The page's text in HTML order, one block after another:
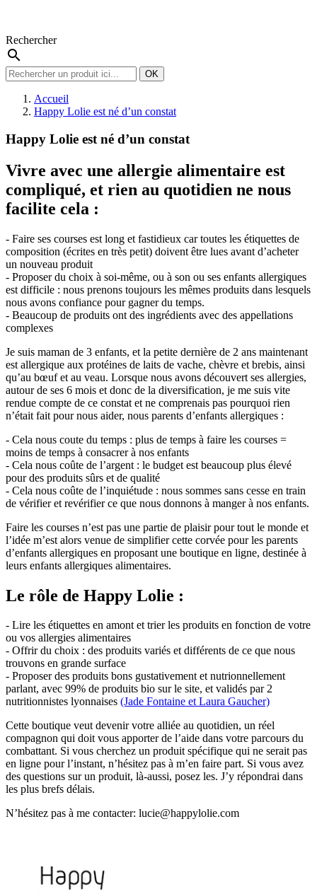
Rechercher
search
OK
Accueil
Happy Lolie est né d’un constat
Happy Lolie est né d’un constat
Vivre avec une allergie alimentaire est
compliqué, et rien au quotidien ne nous
facilite cela :
- Faire ses courses est long et fastidieux car toutes les étiquettes de
composition (écrites en très petit) doivent être lues avant d’acheter
un nouveau produit
- Proposer du choix à soi-même, ou à son ou ses enfants allergiques
est difficile : nous prenons toujours les mêmes produits dans lesquels
nous avons confiance pour gagner du temps.
- Beaucoup de produits ont des ingrédients avec des appellations
complexes
Je suis maman de 3 enfants, et la petite dernière de 2 ans maintenant
est allergique aux protéines de laits de vache, chèvre et brebis, ainsi
qu’au bœuf et au veau. Lorsque nous avons découvert ses allergies,
autour de ses 6 mois et donc de la diversification, je me suis vite
rendue compte de ce constat et ne comprenais pas pourquoi rien
n’était fait pour nous aider, nous parents d’enfants allergiques :
- Cela nous coute du temps : plus de temps à faire les courses =
moins de temps à consacrer à nos enfants
- Cela nous coûte de l’argent : le budget est beaucoup plus élevé
pour des produits sûrs et de qualité
- Cela nous coûte de l’inquiétude : nous sommes sans cesse en train
de vérifier et revérifier ce que nous donnons à manger à nos enfants.
Faire les courses n’est pas une partie de plaisir pour tout le monde et
l’idée m’est alors venue de simplifier cette corvée pour les parents
d’enfants allergiques en proposant une boutique en ligne, destinée à
leurs enfants allergiques alimentaires.
Le rôle de Happy Lolie :
- Lire les étiquettes en amont et trier les produits en fonction de votre
ou vos allergies alimentaires
- Offrir du choix : des produits variés et différents de ce que nous
trouvons en grande surface
- Proposer des produits bons gustativement et nutrionnellement
parlant, avec 99% de produits bio sur le site, et validés par 2
nutritionnistes lyonnaises (Jade Fontaine et Laura Gaucher)
Cette boutique veut devenir votre alliée au quotidien, un réel
compagnon qui doit vous apporter de l’aide dans votre parcours du
combattant. Si vous cherchez un produit spécifique qui ne serait pas
en ligne pour l’instant, n’hésitez pas à m’en faire part. Si vous avez
des questions sur un produit, là-aussi, posez les. J’y répondrai dans
les plus brefs délais.
N’hésitez pas à me contacter: lucie@happylolie.com